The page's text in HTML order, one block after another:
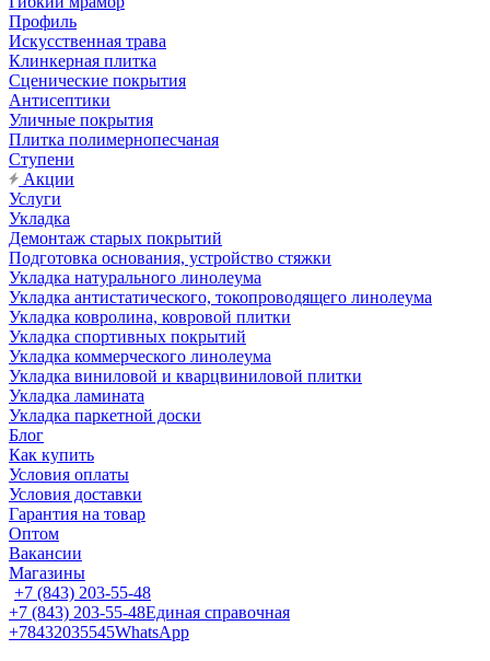
Профиль
Искусственная трава
Клинкерная плитка
Сценические покрытия
Антисептики
Уличные покрытия
Плитка полимернопесчаная
Ступени
Акции
Услуги
Укладка
Демонтаж старых покрытий
Подготовка основания, устройство стяжки
Укладка натурального линолеума
Укладка антистатического, токопроводящего линолеума
Укладка ковролина, ковровой плитки
Укладка спортивных покрытий
Укладка коммерческого линолеума
Укладка виниловой и кварцвиниловой плитки
Укладка ламината
Укладка паркетной доски
Блог
Как купить
Условия оплаты
Условия доставки
Гарантия на товар
Оптом
Вакансии
Магазины
+7 (843) 203-55-48
+7 (843) 203-55-48Единая справочная
+78432035545WhatsApp